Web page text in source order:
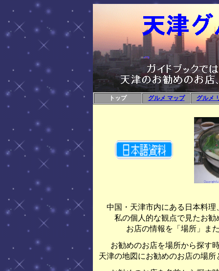
トップ グルメ マップ グルメ
中国・天津市内にある日本料
私の個人的な観点で見たお
お店の情報を「場所」ま
お勧めのお店を場所から探す
天津の地図にお勧めのお店の場